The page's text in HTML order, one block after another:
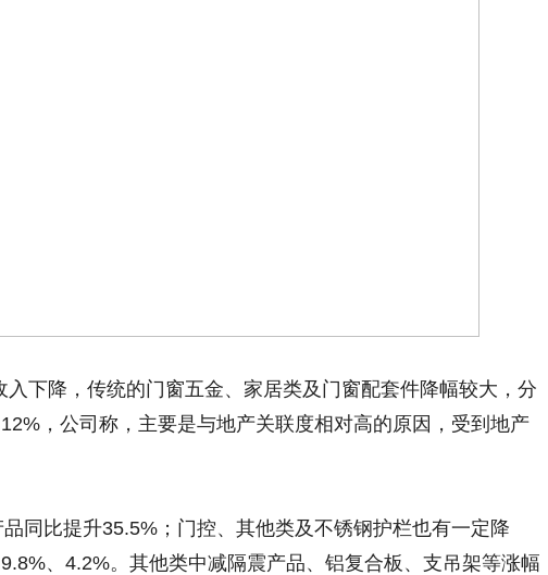
入下降，传统的门窗五金、家居类及门窗配套件降幅较大，分
，公司称，主要是与地产关联度相对高的原因，受到地产
同比提升35.5%；门控、其他类及不锈钢护栏也有一定降
、4.2%。其他类中减隔震产品、铝复合板、支吊架等涨幅